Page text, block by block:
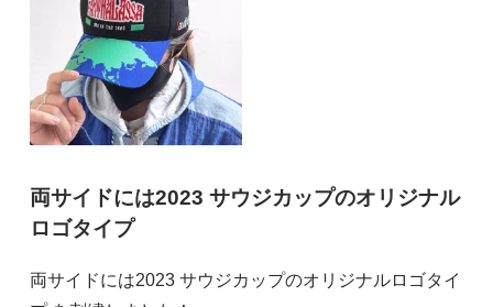
両サイドには2023 サウジカップのオリジナル
ロゴタイプ
両サイドには2023 サウジカップのオリジナルロゴタイ